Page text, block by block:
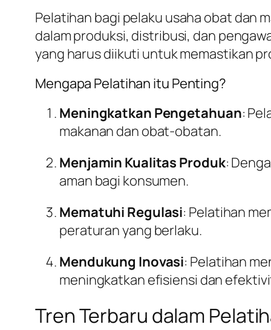
Pelatihan bagi pelaku usaha obat dan
dalam produksi, distribusi, dan
yang harus diikuti untuk memastikan
Mengapa Pelatihan itu Penting?
Meningkatkan Pengetahuan:
makanan dan obat-obatan.
Menjamin Kualitas Produk:
aman bagi konsumen.
Mematuhi Regulasi: Pelatihan
peraturan yang berlaku.
Mendukung Inovasi: Pelatihan
meningkatkan efisiensi dan
Tren Terbaru dalam